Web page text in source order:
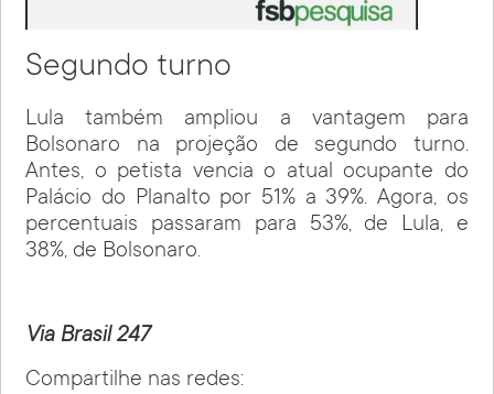
Segundo turno
Lula também ampliou a vantagem para
Bolsonaro na projeção de segundo turno.
Antes, o petista vencia o atual ocupante do
Palácio do Planalto por 51% a 39%. Agora, os
percentuais passaram para 53%, de Lula, e
38%, de Bolsonaro.
Via Brasil 247
Compartilhe nas redes: